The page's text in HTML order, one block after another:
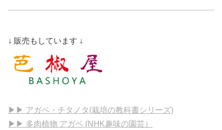
↓ 販売もしています ↓
▶▶ アガベ・チタノタ(栽培の教科書シリーズ)
▶▶ 多肉植物 アガベ (NHK趣味の園芸）